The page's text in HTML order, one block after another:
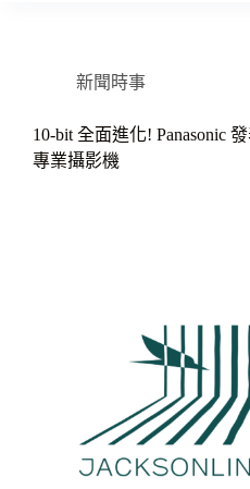
新聞時事
10-bit 全面進化! Panasonic
專業攝影機